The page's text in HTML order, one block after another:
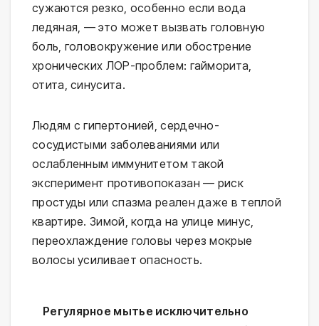
сужаются резко, особенно если вода
ледяная, — это может вызвать головную
боль, головокружение или обострение
хронических ЛОР-проблем: гайморита,
отита, синусита.
Людям с гипертонией, сердечно-
сосудистыми заболеваниями или
ослабленным иммунитетом такой
эксперимент противопоказан — риск
простуды или спазма реален даже в теплой
квартире. Зимой, когда на улице минус,
переохлаждение головы через мокрые
волосы усиливает опасность.
Регулярное мытье исключительно